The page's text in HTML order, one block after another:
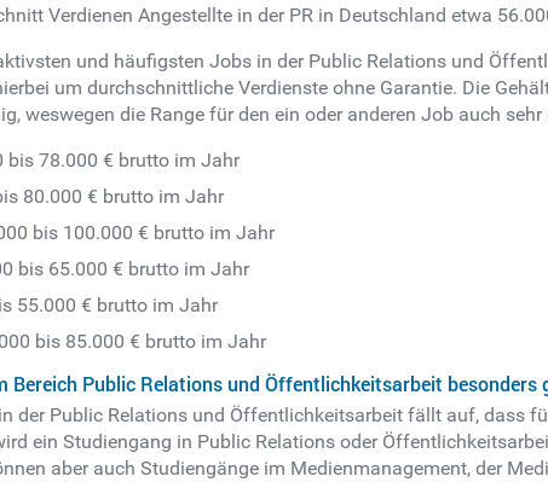
Verdienen Angestellte in der PR in Deutschland etwa
und häufigsten Jobs in der Public Relations und
um durchschnittliche Verdienste ohne Garantie. Die
weswegen die Range für den ein oder anderen Job auch
bis 78.000 € brutto im Jahr
80.000 € brutto im Jahr
bis 100.000 € brutto im Jahr
bis 65.000 € brutto im Jahr
55.000 € brutto im Jahr
bis 85.000 € brutto im Jahr
Bereich Public Relations und Öffentlichkeitsarbeit besonders
der Public Relations und Öffentlichkeitsarbeit fällt auf, dass
ein Studiengang in Public Relations oder
aber auch Studiengänge im Medienmanagement, der